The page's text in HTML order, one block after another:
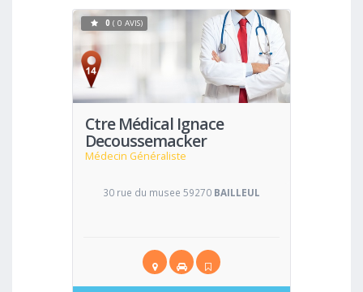
Ctre Médical Ignace
Decoussemacker
Médecin Généraliste
Voir
0 ( 0 AVIS)
30 rue du musee 59270 BAILLEUL